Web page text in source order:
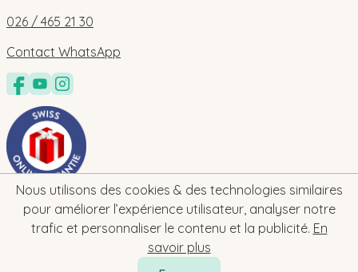
Nous utilisons des cookies & des technologies similaires
pour améliorer l’expérience utilisateur, analyser notre
trafic et personnaliser le contenu et la publicité. En
savoir plus
026 / 465 21 30
Contact WhatsApp